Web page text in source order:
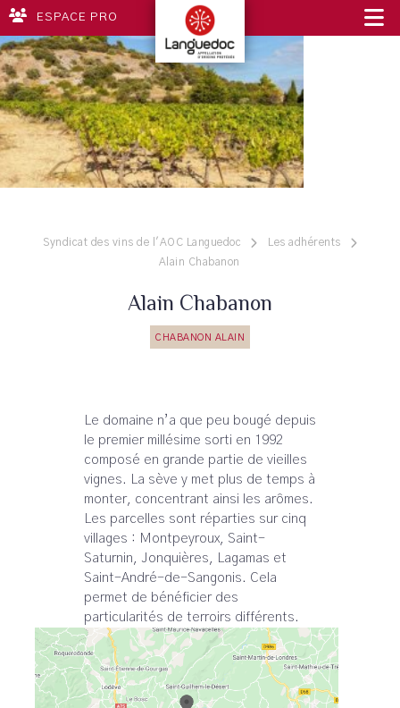
ESPACE PRO
Syndicat des vins de l'AOC Languedoc
Les adhérents
Alain Chabanon
Alain Chabanon
CHABANON ALAIN
Le domaine n’a que peu bougé depuis
le premier millésime sorti en 1992
composé en grande partie de vieilles
vignes. La sève y met plus de temps à
monter, concentrant ainsi les arômes.
Les parcelles sont réparties sur cinq
villages : Montpeyroux, Saint-
Saturnin, Jonquières, Lagamas et
Saint-André-de-Sangonis. Cela
permet de bénéficier des
particularités de terroirs différents.